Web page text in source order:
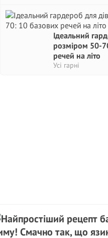
Ідеальний
розміром 50-
речей на літо
Усі гарні